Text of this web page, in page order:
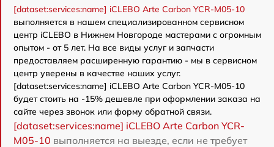
[dataset:services:name] iCLEBO Arte Carbon YCR-M05-10
выполняется в нашем специализированном сервисном
центр iCLEBO в Нижнем Новгороде мастерами с огромным
опытом - от 5 лет. На все виды услуг и запчасти
предоставляем расширенную гарантию - мы в сервисном
центр уверены в качестве наших услуг.
[dataset:services:name] iCLEBO Arte Carbon YCR-M05-10
будет стоить на -15% дешевле при оформлении заказа на
сайте через звонок или форму обратной связи.
[dataset:services:name] iCLEBO Arte Carbon YCR-
M05-10 выполняется на выезде, если не требует